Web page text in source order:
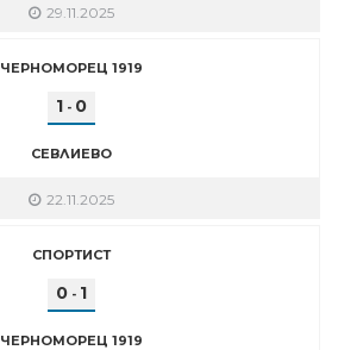
29.11.2025
ЧЕРНОМОРЕЦ 1919
1 - 0
СЕВЛИЕВО
22.11.2025
СПОРТИСТ
0 - 1
ЧЕРНОМОРЕЦ 1919